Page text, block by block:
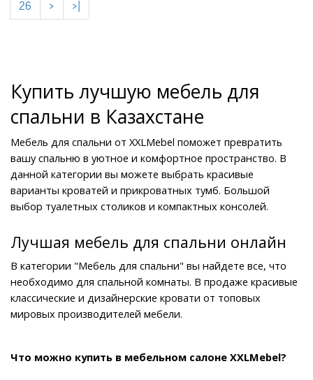
26 > >|
Купить лучшую мебель для
спальни в Казахстане
Мебель для спальни от XXLMebel поможет превратить
вашу спальню в уютное и комфортное пространство. В
данной категории вы можете выбрать красивые
варианты кроватей и прикроватных тумб. Большой
выбор туалетных столиков и компактных консолей.
Лучшая мебель для спальни онлайн
В категории "Мебель для спальни" вы найдете все, что
необходимо для спальной комнаты. В продаже красивые
классические и дизайнерские кровати от топовых
мировых производителей мебели.
Что можно купить в мебельном салоне XXLMebel?